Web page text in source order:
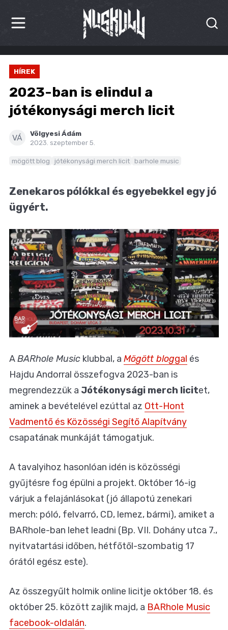
HÍREK
KRITIKÁK
BESZÁMOLÓK
MÁSVILÁG
HÍREK
2023-ban is elindul a
jótékonysági merch licit
VÁ
Völgyesi Ádám
2023. szeptember 5.
mögött blog jótékonysági merch licit barhole music
Zenekaros pólókkal és egyebekkel egy jó
ügyért.
ABARhole Music klubbal, a Mögött bloggal és
Hajdu Andorral összefogva 2023-ban is
megrendezzük a Jótékonysági merch licitet,
aminek a bevételével ezúttal az Ott-Hont
Vadmentő és Közösségi Segítő Alapítvány
csapatának munkáját támogatjuk.
A tavalyihoz hasonlóan idén is közösségi
gyűjtésre fog épülni a projekt. Október 16-ig
várjuk a felajánlásokat (jó állapotú zenekari
merch: póló, felvarró, CD, lemez, bármi), amiket a
BARhole-ban lehet leadni (Bp. VII. Dohány utca 7.,
nyitvatartási időben, hétfőtől-szombatig 17
órától egész este).
Az összegyűlt holmik online licitje október 18. és
október 25. között zajlik majd, a BARhole Music
facebook-oldalán.